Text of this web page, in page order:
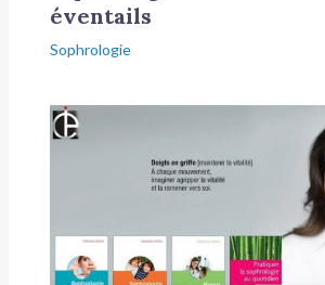
éventails
Sophrologie